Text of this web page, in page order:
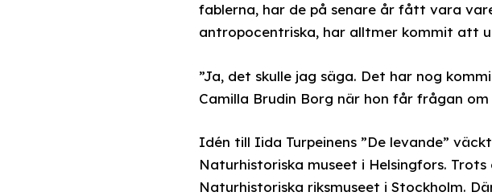
fablerna, har de på senare år fått vara
antropocentriska, har alltmer kommit att
”Ja, det skulle jag säga. Det har nog
Camilla Brudin Borg när hon får frågan
Idén till Iida Turpeinens ”De levande”
Naturhistoriska museet i Helsingfors.
Naturhistoriska riksmuseet i Stockholm.